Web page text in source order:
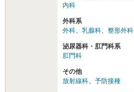
内科
外科系
外科
乳腺科 整形外科
泌尿器科・肛門科系
肛門科
その他
放射線科
予防接種